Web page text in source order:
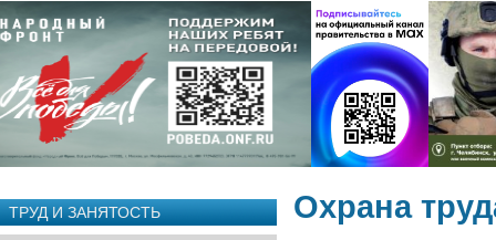
ТРУД И ЗАНЯТОСТЬ Охрана